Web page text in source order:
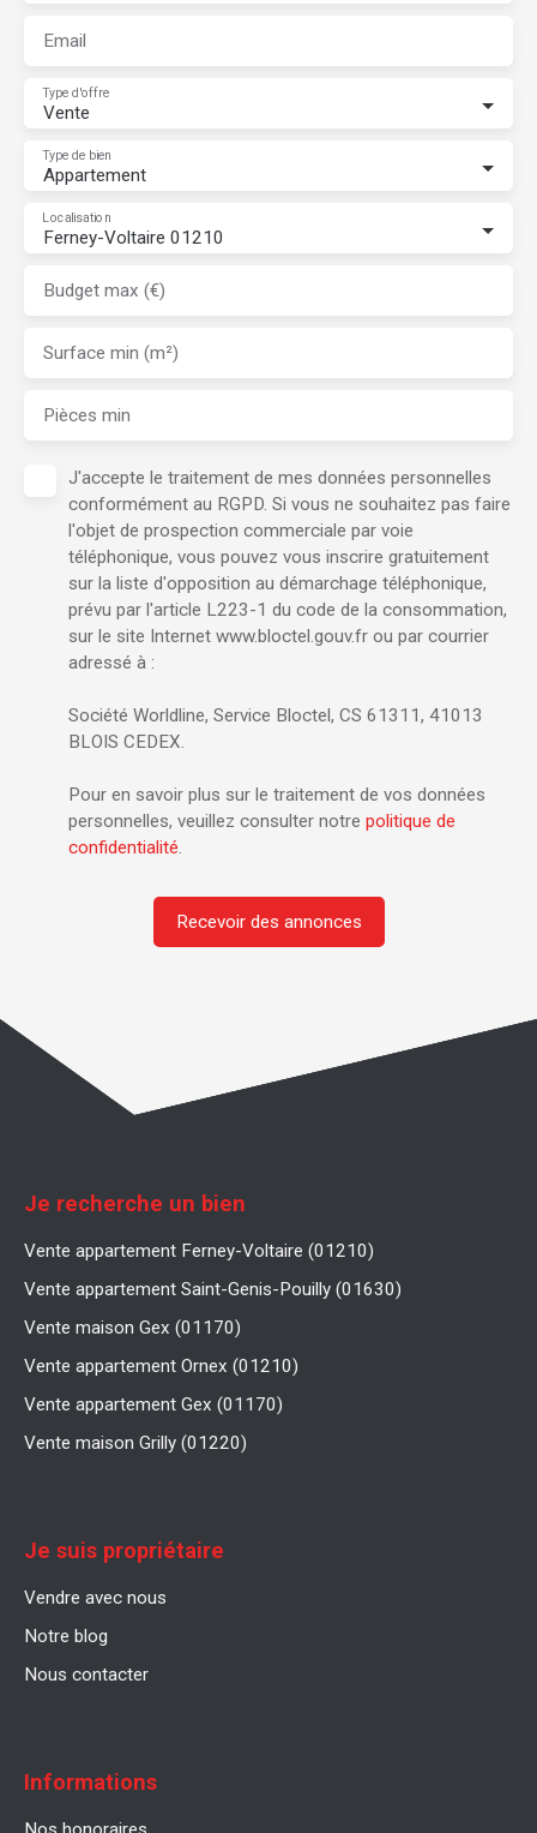
Email
Vente
Type d'offre
Appartement
Type de bien
Ferney-Voltaire 01210
Localisation
Budget max (€)
Surface min (m²)
Pièces min
J'accepte le traitement de mes données personnelles
conformément au RGPD. Si vous ne souhaitez pas faire
l'objet de prospection commerciale par voie
téléphonique, vous pouvez vous inscrire gratuitement
sur la liste d'opposition au démarchage téléphonique,
prévu par l'article L223-1 du code de la consommation,
sur le site Internet www.bloctel.gouv.fr ou par courrier
adressé à :
Société Worldline, Service Bloctel, CS 61311, 41013
BLOIS CEDEX.
Pour en savoir plus sur le traitement de vos données
personnelles, veuillez consulter notre politique de
confidentialité.
Recevoir des annonces
Je recherche un bien
Vente appartement Ferney-Voltaire (01210)
Vente appartement Saint-Genis-Pouilly (01630)
Vente maison Gex (01170)
Vente appartement Ornex (01210)
Vente appartement Gex (01170)
Vente maison Grilly (01220)
Je suis propriétaire
Vendre avec nous
Notre blog
Nous contacter
Informations